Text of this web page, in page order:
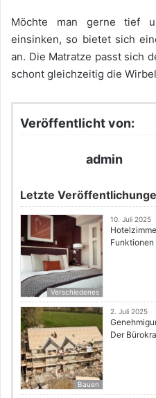
Möchte man gerne tief
einsinken, so bietet sich
an. Die Matratze passt sich
schont gleichzeitig die
Veröffentlicht von:
admin
Letzte
Verschiedenes
10. Juli 2025
Bauen
2. Juli 2025
Der